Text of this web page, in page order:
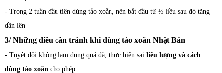
- Trong 2 tuần đầu tiên dùng tảo xoắn, nên bắt đầu từ ⅓ liều sau đó tăng
dần lên
3/ Những điều cần tránh khi dùng tảo xoắn Nhật Bản
- Tuyệt đối không lạm dụng quá đà, thực hiện sai liều lượng và cách
dùng tảo xoắn cho phép.